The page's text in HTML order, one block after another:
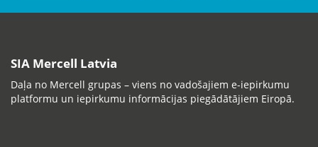
SIA Mercell Latvia
Daļa no Mercell grupas – viens no vadošajiem e-iepirkumu
platformu un iepirkumu informācijas piegādātājiem Eiropā.